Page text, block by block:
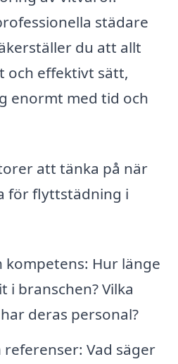
städare
du att allt
och effektivt sätt,
enormt med tid och
att tänka på när
för flyttstädning i
kompetens: Hur länge
i branschen? Vilka
deras personal?
Vad säger